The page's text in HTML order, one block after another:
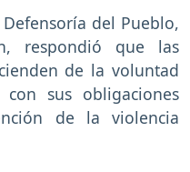
del Pueblo,
respondió que las
de la voluntad
sus obligaciones
de la violencia